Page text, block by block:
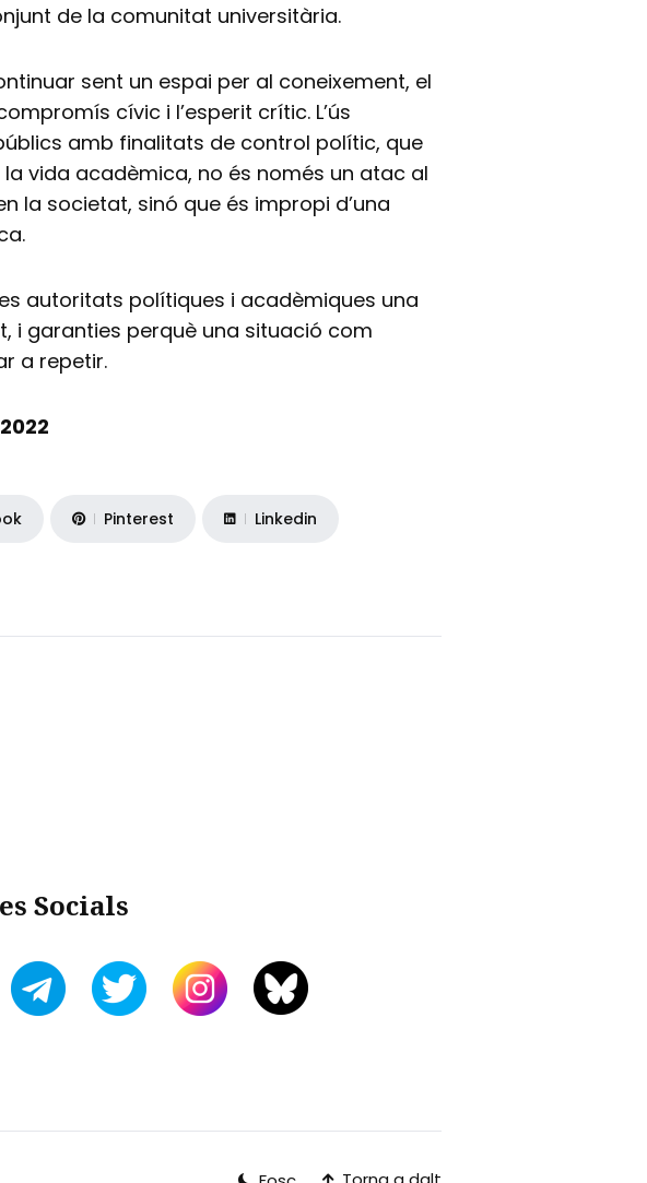
de la comunitat universitària.
sent un espai per al coneixement, el
cívic i l’esperit crític. L’ús
amb finalitats de control polític, que
vida acadèmica, no és només un atac al
la societat, sinó que és impropi d’una
autoritats polítiques i acadèmiques una
i garanties perquè una situació com
a repetir.
Pinterest Linkedin
Socials